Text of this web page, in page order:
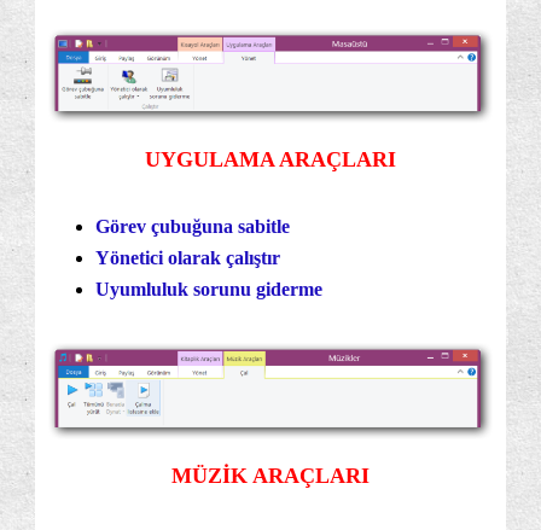
UYGULAMA ARAÇLARI
Görev çubuğuna sabitle
Yönetici olarak çalıştır
Uyumluluk sorunu giderme
MÜZİK ARAÇLARI